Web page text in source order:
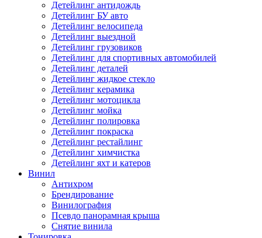
Детейлинг антидождь
Детейлинг БУ авто
Детейлинг велосипеда
Детейлинг выездной
Детейлинг грузовиков
Детейлинг для спортивных автомобилей
Детейлинг деталей
Детейлинг жидкое стекло
Детейлинг керамика
Детейлинг мотоцикла
Детейлинг мойка
Детейлинг полировка
Детейлинг покраска
Детейлинг рестайлинг
Детейлинг химчистка
Детейлинг яхт и катеров
Винил
Антихром
Брендирование
Винилография
Псевдо панорамная крыша
Снятие винила